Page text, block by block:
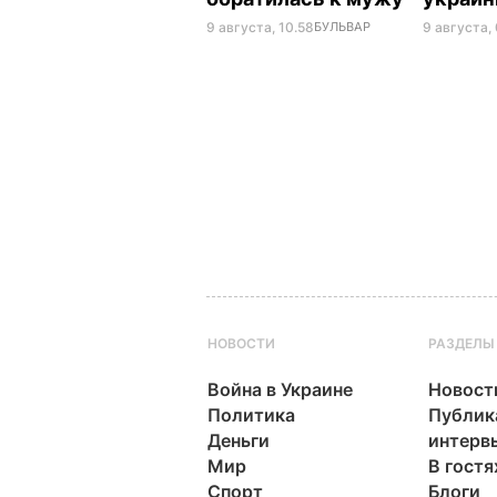
9 августа, 10.58БУЛЬВАР 9 августа,
НОВОСТИ
Война в Украине
Политика
Деньги
Мир
Спорт
РАЗДЕЛЫ
В
Блоги